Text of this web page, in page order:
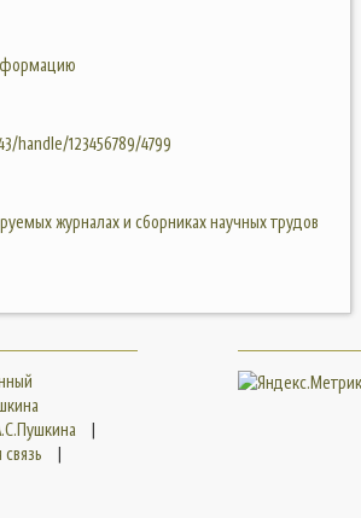
handle/123456789/4799
журналах и сборниках научных трудов
|
|